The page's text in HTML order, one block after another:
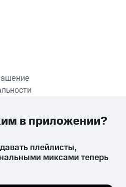
ПРИЛОЖЕНИЕ
плейлисты,
миксами теперь